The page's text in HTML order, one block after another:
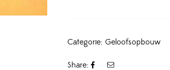
Categorie: Geloofsopbouw
Share: